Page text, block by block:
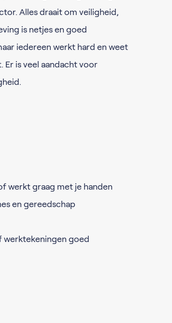
Alles draait om veiligheid,
is netjes en goed
iedereen werkt hard en weet
Er is veel aandacht voor
werkt graag met je handen
en gereedschap
werktekeningen goed